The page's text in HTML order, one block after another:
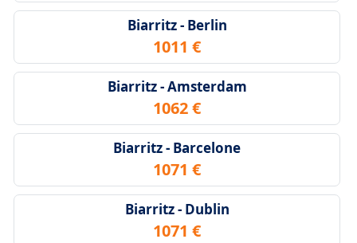
Biarritz - Berlin
1011 €
Biarritz - Amsterdam
1062 €
Biarritz - Barcelone
1071 €
Biarritz - Dublin
1071 €